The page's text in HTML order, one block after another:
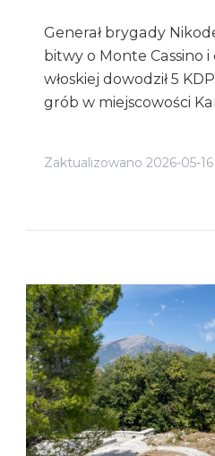
Generał brygady
bitwy o Monte Cassino i
włoskiej dowodził 5
grób w miejscowości
Zaktualizowano 2026-05-16